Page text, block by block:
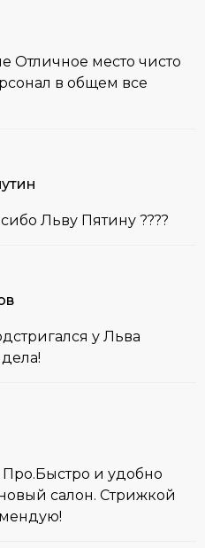
Отличное место чисто
в общем все
Льву Пятину ????
у Льва
и удобно
салон. Стрижкой